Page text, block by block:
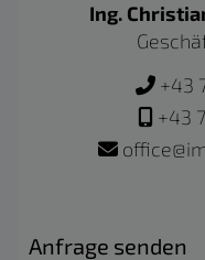
Ing.
+43
+43
Anfrage senden